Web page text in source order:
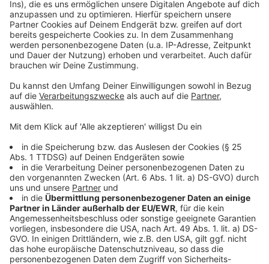
Anzeige
©Copyright: Apple TV+
Vius nicht.
©Copyright: Apple TV+
Carol ist verzweifelt. Die Menschheit dreht durch und
sie ist ganz allein.
Anzeige